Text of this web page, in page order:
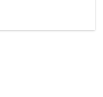
mehr, ist aber integrativer